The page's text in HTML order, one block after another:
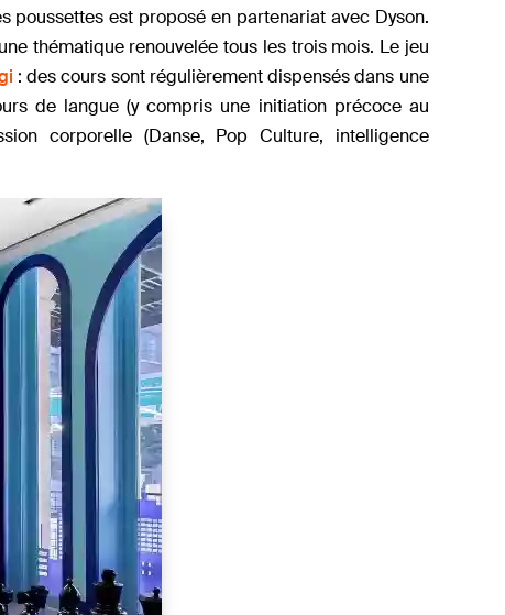
poussettes est proposé en partenariat avec Dyson.
thématique renouvelée tous les trois mois. Le jeu
: des cours sont régulièrement dispensés dans une
de langue (y compris une initiation précoce au
corporelle (Danse, Pop Culture, intelligence